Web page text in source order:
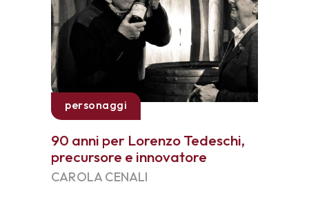
personaggi
90 anni per Lorenzo Tedeschi,
precursore e innovatore
CAROLA CENALI